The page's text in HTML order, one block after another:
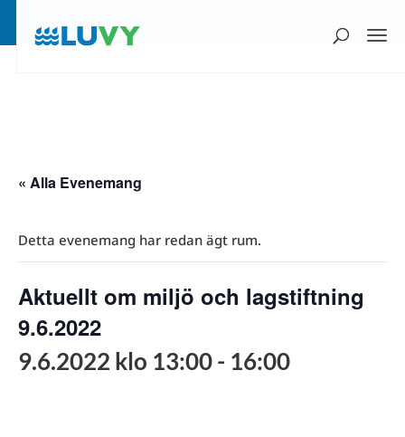
« Alla Evenemang
Detta evenemang har redan ägt rum.
Aktuellt om miljö och lagstiftning
9.6.2022
9.6.2022 klo 13:00- 16:00